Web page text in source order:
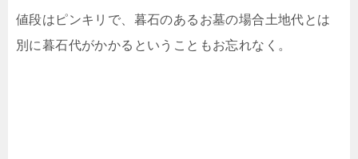
値段はピンキリで、暮石のあるお墓の場合土地代とは
別に暮石代がかかるということもお忘れなく。